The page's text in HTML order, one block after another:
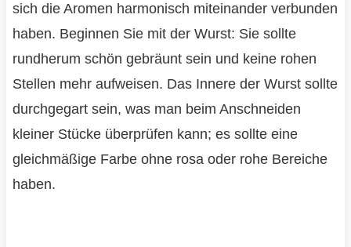
sich die Aromen harmonisch miteinander verbunden
haben. Beginnen Sie mit der Wurst: Sie sollte
rundherum schön gebräunt sein und keine rohen
Stellen mehr aufweisen. Das Innere der Wurst sollte
durchgegart sein, was man beim Anschneiden
kleiner Stücke überprüfen kann; es sollte eine
gleichmäßige Farbe ohne rosa oder rohe Bereiche
haben.